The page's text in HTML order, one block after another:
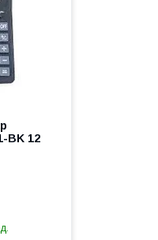
BK 12